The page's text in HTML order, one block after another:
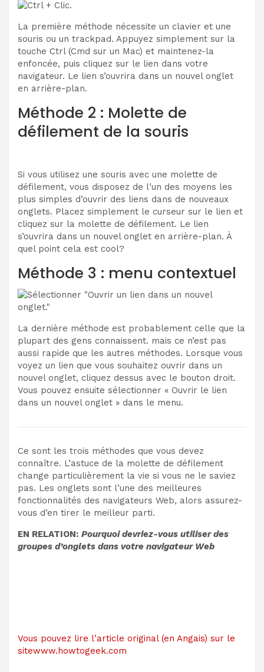
La première méthode nécessite un clavier et une
souris ou un trackpad. Appuyez simplement sur la
touche Ctrl (Cmd sur un Mac) et maintenez-la
enfoncée, puis cliquez sur le lien dans votre
navigateur. Le lien s’ouvrira dans un nouvel onglet
en arrière-plan.
Méthode 2 : Molette de
défilement de la souris
Si vous utilisez une souris avec une molette de
défilement, vous disposez de l’un des moyens les
plus simples d’ouvrir des liens dans de nouveaux
onglets. Placez simplement le curseur sur le lien et
cliquez sur la molette de défilement. Le lien
s’ouvrira dans un nouvel onglet en arrière-plan. À
quel point cela est cool?
Méthode 3 : menu contextuel
La dernière méthode est probablement celle que la
plupart des gens connaissent. mais ce n’est pas
aussi rapide que les autres méthodes. Lorsque vous
voyez un lien que vous souhaitez ouvrir dans un
nouvel onglet, cliquez dessus avec le bouton droit.
Vous pouvez ensuite sélectionner « Ouvrir le lien
dans un nouvel onglet » dans le menu.
Ce sont les trois méthodes que vous devez
connaître. L’astuce de la molette de défilement
change particulièrement la vie si vous ne le saviez
pas. Les onglets sont l’une des meilleures
fonctionnalités des navigateurs Web, alors assurez-
vous d’en tirer le meilleur parti.
EN RELATION: Pourquoi devriez-vous utiliser des
groupes d’onglets dans votre navigateur Web
Vous pouvez lire l’article original (en Angais) sur le
sitewww.howtogeek.com